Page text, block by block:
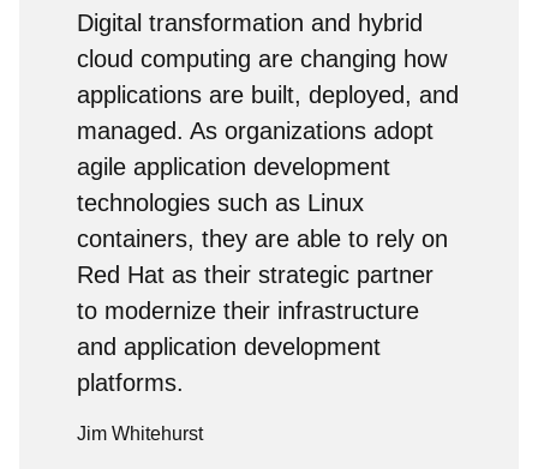
Digital transformation and hybrid
cloud computing are changing how
applications are built, deployed, and
managed. As organizations adopt
agile application development
technologies such as Linux
containers, they are able to rely on
Red Hat as their strategic partner
to modernize their infrastructure
and application development
platforms.
Jim Whitehurst